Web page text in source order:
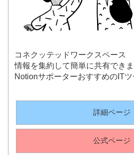
コネクッテッドワークスペース
情報を集約して簡単に共有できま
NotionサポーターおすすめのITツ
詳細ページ
公式ページ